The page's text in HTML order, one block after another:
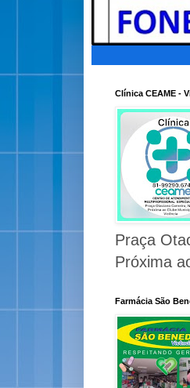
Clínica CEAME -
Praça
Próxima
Farmácia São